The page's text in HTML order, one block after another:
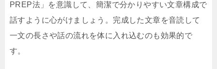
PREP法」を意識して、簡潔で分かりやすい文章構成で
話すように心がけましょう。完成した文章を音読して
一文の長さや話の流れを体に入れ込むのも効果的で
す。